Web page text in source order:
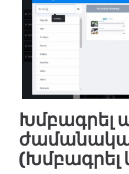
Խմբագրել
(Խմբագրել